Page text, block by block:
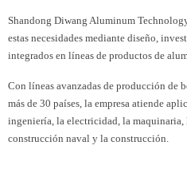
Shandong Diwang Aluminum
estas necesidades mediante diseño,
integrados en líneas de productos de
Con líneas avanzadas de producción de
más de 30 países, la empresa atiende
ingeniería, la electricidad, la
construcción naval y la construcción.